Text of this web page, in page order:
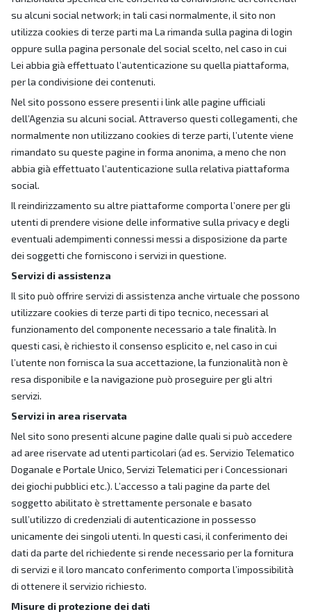
su alcuni social network; in tali casi normalmente, il sito non
utilizza cookies di terze parti ma La rimanda sulla pagina di login
oppure sulla pagina personale del social scelto, nel caso in cui
Lei abbia già effettuato l’autenticazione su quella piattaforma,
per la condivisione dei contenuti.
Nel sito possono essere presenti i link alle pagine ufficiali
dell’Agenzia su alcuni social. Attraverso questi collegamenti, che
normalmente non utilizzano cookies di terze parti, l’utente viene
rimandato su queste pagine in forma anonima, a meno che non
abbia già effettuato l’autenticazione sulla relativa piattaforma
social.
Il reindirizzamento su altre piattaforme comporta l’onere per gli
utenti di prendere visione delle informative sulla privacy e degli
eventuali adempimenti connessi messi a disposizione da parte
dei soggetti che forniscono i servizi in questione.
Servizi di assistenza
Il sito può offrire servizi di assistenza anche virtuale che possono
utilizzare cookies di terze parti di tipo tecnico, necessari al
funzionamento del componente necessario a tale finalità. In
questi casi, è richiesto il consenso esplicito e, nel caso in cui
l’utente non fornisca la sua accettazione, la funzionalità non è
resa disponibile e la navigazione può proseguire per gli altri
servizi.
Servizi in area riservata
Nel sito sono presenti alcune pagine dalle quali si può accedere
ad aree riservate ad utenti particolari (ad es. Servizio Telematico
Doganale e Portale Unico, Servizi Telematici per i Concessionari
dei giochi pubblici etc.). L’accesso a tali pagine da parte del
soggetto abilitato è strettamente personale e basato
sull’utilizzo di credenziali di autenticazione in possesso
unicamente dei singoli utenti. In questi casi, il conferimento dei
dati da parte del richiedente si rende necessario per la fornitura
di servizi e il loro mancato conferimento comporta l’impossibilità
di ottenere il servizio richiesto.
Misure di protezione dei dati